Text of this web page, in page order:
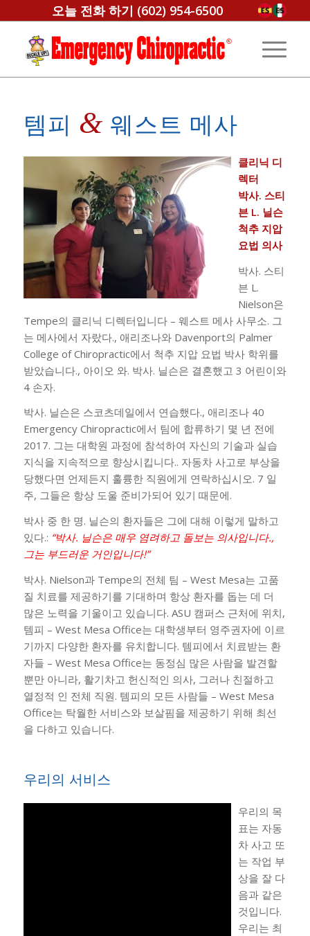
오늘 전화 하기 (602) 954-6500
템피 & 웨스트 메사
클리닉 디
렉터
박사. 스티
븐 L. 닐슨
척추 지압
요법 의사
박사. 스티
븐 L.
Nielson은
Tempe의 클리닉 디렉터입니다 – 웨스트 메사 사무소. 그
는 메사에서 자랐다., 애리조나와 Davenport의 Palmer
College of Chiropractic에서 척추 지압 요법 박사 학위를
받았습니다., 아이오 와. 박사. 닐슨은 결혼했고 3 어린이와
4 손자.
박사. 닐슨은 스코츠데일에서 연습했다., 애리조나 40
Emergency Chiropractic에서 팀에 합류하기 몇 년 전에
2017. 그는 대학원 과정에 참석하여 자신의 기술과 실습
지식을 지속적으로 향상시킵니다.. 자동차 사고로 부상을
당했다면 언제든지 훌륭한 직원에게 연락하십시오. 7 일
주, 그들은 항상 도울 준비가되어 있기 때문에.
박사 중 한 명. 닐슨의 환자들은 그에 대해 이렇게 말하고
있다.: “박사. 닐슨은 매우 염려하고 돌보는 의사입니다.,
그는 부드러운 거인입니다!”
박사. Nielson과 Tempe의 전체 팀 – West Mesa는 고품
질 치료를 제공하기를 기대하며 항상 환자를 돕는 데 더
많은 노력을 기울이고 있습니다. ASU 캠퍼스 근처에 위치,
템피 – West Mesa Office는 대학생부터 영주권자에 이르
기까지 다양한 환자를 유치합니다. 템피에서 치료받는 환
자들 – West Mesa Office는 동정심 많은 사람을 발견할
뿐만 아니라, 활기차고 헌신적인 의사, 그러나 친절하고
열정적 인 전체 직원. 템피의 모든 사람들 – West Mesa
Office는 탁월한 서비스와 보살핌을 제공하기 위해 최선
을 다하고 있습니다.
우리의 서비스
우리의 목
표는 자동
차 사고 또
는 작업 부
상을 잘 다
음과 같은
것입니다.
우리는 최